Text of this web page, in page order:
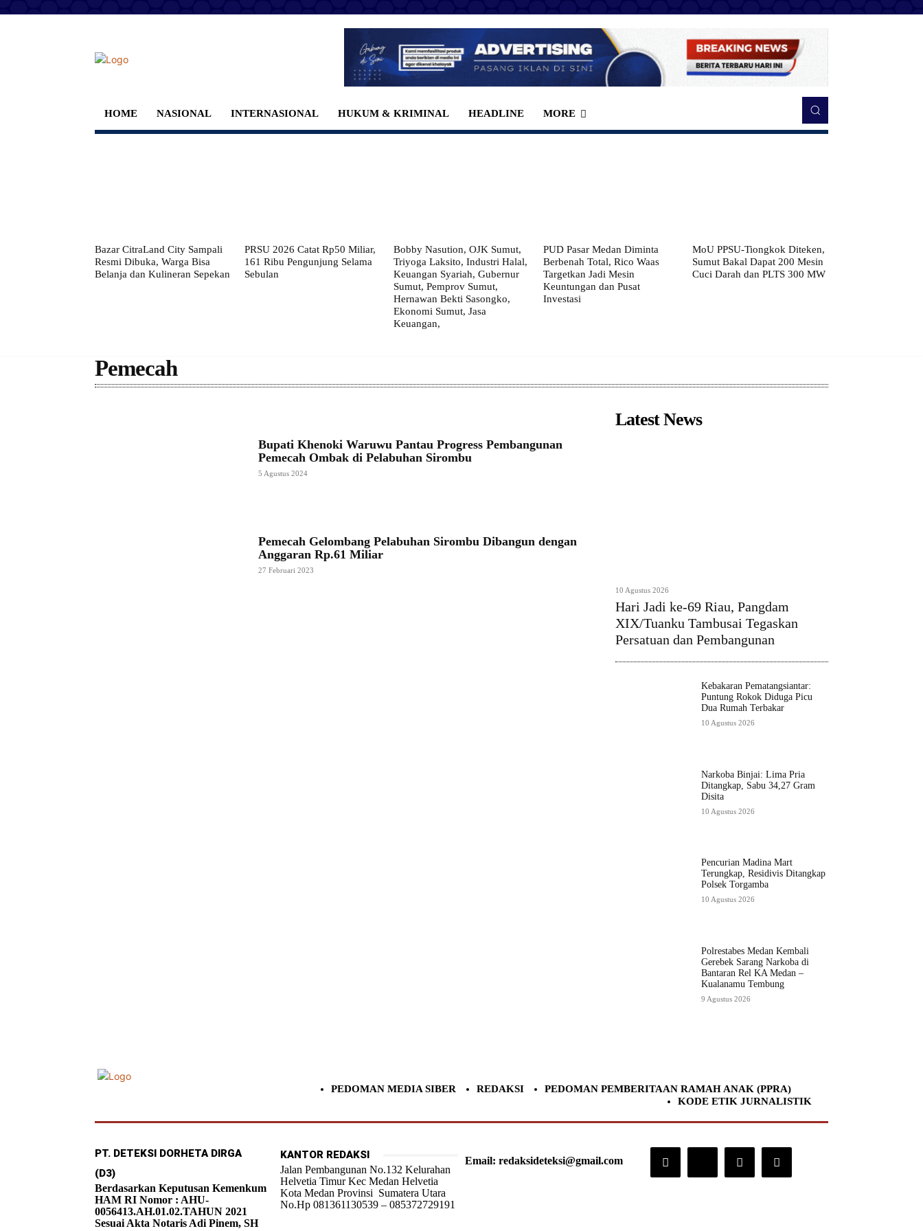
HOME NASIONAL INTERNASIONAL HUKUM & KRIMINAL HEADLINE MORE
Bazar CitraLand City Sampali
Resmi Dibuka, Warga Bisa
Belanja dan Kulineran Sepekan
PRSU 2026 Catat Rp50 Miliar,
161 Ribu Pengunjung Selama
Sebulan
Bobby Nasution, OJK Sumut,
Triyoga Laksito, Industri Halal,
Keuangan Syariah, Gubernur
Sumut, Pemprov Sumut,
Hernawan Bekti Sasongko,
Ekonomi Sumut, Jasa
Keuangan,
PUD Pasar Medan Diminta
Berbenah Total, Rico Waas
Targetkan Jadi Mesin
Keuntungan dan Pusat
Investasi
MoU PPSU-Tiongkok Diteken,
Sumut Bakal Dapat 200 Mesin
Cuci Darah dan PLTS 300 MW
Pemecah
Bupati Khenoki Waruwu Pantau Progress Pembangunan
Pemecah Ombak di Pelabuhan Sirombu
5 Agustus 2024
Pemecah Gelombang Pelabuhan Sirombu Dibangun dengan
Anggaran Rp.61 Miliar
27 Februari 2023
Latest News
10 Agustus 2026
Hari Jadi ke-69 Riau, Pangdam
XIX/Tuanku Tambusai Tegaskan
Persatuan dan Pembangunan
Kebakaran Pematangsiantar:
Puntung Rokok Diduga Picu
Dua Rumah Terbakar
10 Agustus 2026
Narkoba Binjai: Lima Pria
Ditangkap, Sabu 34,27 Gram
Disita
10 Agustus 2026
Pencurian Madina Mart
Terungkap, Residivis Ditangkap
Polsek Torgamba
10 Agustus 2026
Polrestabes Medan Kembali
Gerebek Sarang Narkoba di
Bantaran Rel KA Medan –
Kualanamu Tembung
9 Agustus 2026
PEDOMAN MEDIA SIBER REDAKSI
PEDOMAN PEMBERITAAN RAMAH ANAK (PPRA)
KODE ETIK JURNALISTIK
PT. DETEKSI DORHETA DIRGA
(D3)
Berdasarkan Keputusan Kemenkum
HAM RI Nomor : AHU-
0056413.AH.01.02.TAHUN 2021
Sesuai Akta Notaris Adi Pinem, SH
KANTOR REDAKSI
Jalan Pembangunan No.132 Kelurahan
Helvetia Timur Kec Medan Helvetia
Kota Medan Provinsi Sumatera Utara
No.Hp 081361130539 – 085372729191
Email: redaksideteksi@gmail.com